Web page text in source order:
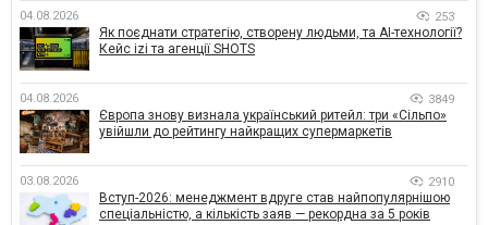
04.08.2026 253
Як поєднати стратегію, створену людьми, та AI-технології?
Кейс izi та агенції SHOTS
04.08.2026 3849
Європа знову визнала український ритейл: три «Сільпо»
увійшли до рейтингу найкращих супермаркетів
03.08.2026 2910
Вступ-2026: менеджмент вдруге став найпопулярнішою
спеціальністю, а кількість заяв — рекордна за 5 років